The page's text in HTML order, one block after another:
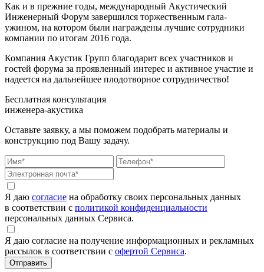
Как и в прежние годы, международный Акустический
Инженерный Форум завершился торжественным гала-
ужином, на котором были награждены лучшие сотрудники
компании по итогам 2016 года.
Компания Акустик Групп благодарит всех участников и
гостей форума за проявленный интерес и активное участие и
надеется на дальнейшее плодотворное сотрудничество!
Бесплатная консультация
инженера-акустика
Оставьте заявку, а мы поможем подобрать материалы и
конструкцию под Вашу задачу.
Я даю согласие на обработку своих персональных данных
в соответствии с политикой конфиденциальности
персональных данных Сервиса.
Я даю согласие на получение информационных и рекламных
рассылок в соответствии с офертой Сервиса.